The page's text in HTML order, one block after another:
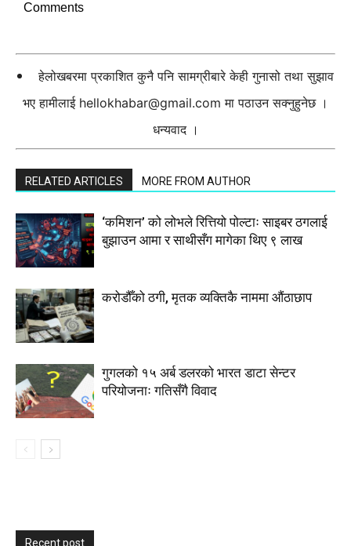
Comments
हेलोखबरमा प्रकाशित कुनै पनि सामग्रीबारे केही गुनासो तथा सुझाव
भए हामीलाई hellokhabar@gmail.com मा पठाउन सक्नुहुनेछ ।
धन्यवाद ।
RELATED ARTICLES MORE FROM AUTHOR
‘कमिशन’ को लोभले रित्तियो पोल्टाः साइबर ठगलाई
बुझाउन आमा र साथीसँग मागेका थिए ९ लाख
करोडौँको ठगी, मृतक व्यक्तिकै नाममा औंठाछाप
गुगलको १५ अर्ब डलरको भारत डाटा सेन्टर
परियोजनाः गतिसँगै विवाद
Recent post